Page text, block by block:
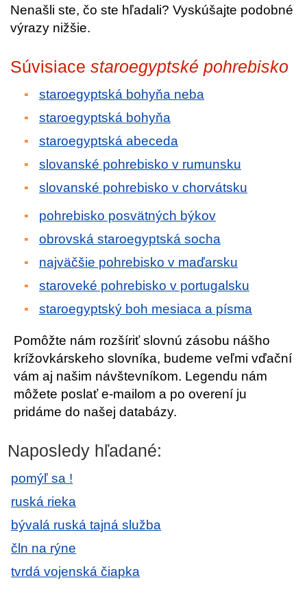
Nenašli ste, čo ste hľadali? Vyskúšajte podobné
výrazy nižšie.
Súvisiace staroegyptské pohrebisko
staroegyptská bohyňa neba
staroegyptská bohyňa
staroegyptská abeceda
slovanské pohrebisko v rumunsku
slovanské pohrebisko v chorvátsku
pohrebisko posvätných býkov
obrovská staroegyptská socha
najväčšie pohrebisko v maďarsku
staroveké pohrebisko v portugalsku
staroegyptský boh mesiaca a písma
Pomôžte nám rozšíriť slovnú zásobu nášho
krížovkárskeho slovníka, budeme veľmi vďační
vám aj našim návštevníkom. Legendu nám
môžete poslať e-mailom a po overení ju
pridáme do našej databázy.
Naposledy hľadané:
pomýľ sa !
ruská rieka
bývalá ruská tajná služba
čln na rýne
tvrdá vojenská čiapka